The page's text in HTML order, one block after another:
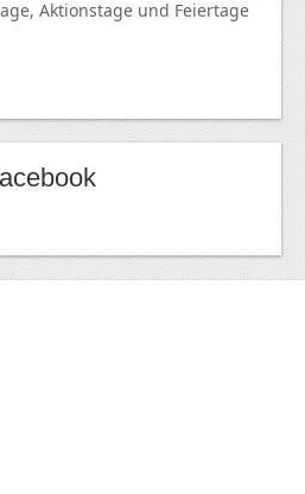
Aktionstage und Feiertage